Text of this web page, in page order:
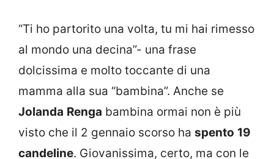
“Ti ho partorito una volta, tu mi hai rimesso
al mondo una decina”- una frase
dolcissima e molto toccante di una
mamma alla sua “bambina”. Anche se
Jolanda Renga bambina ormai non è più
visto che il 2 gennaio scorso ha spento 19
candeline. Giovanissima, certo, ma con le